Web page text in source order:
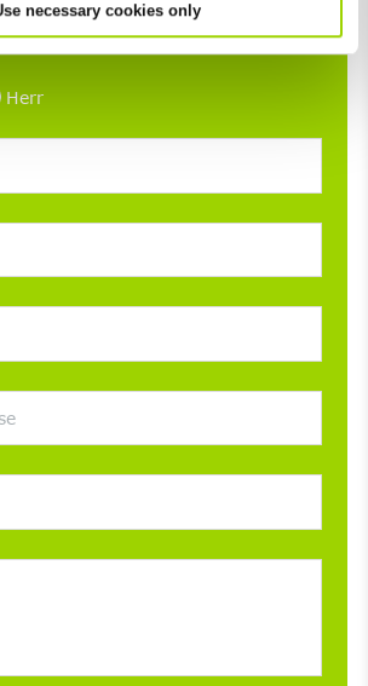
necessary cookies only
über das nachfolgende
Herr